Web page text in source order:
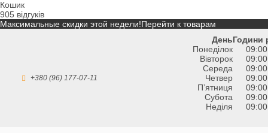
Кошик
905 відгуків
Максимальные скидки этой недели!Перейти к товарам
+380 (96) 177-07-11
ДеньГодини
Понеділок
Вівторок
Середа
Четвер
Пʼятниця
Субота
Неділя